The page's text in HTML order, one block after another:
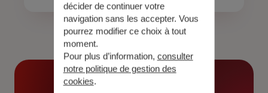
Depuis le 1er juillet 2025, le bonus écologique est
remplacé par la prime “Coup de pouce véhicules
particuliers électriques”, désormais financée via les
Certificats d’Économies d’Énergie (CEE).
décider de continuer votre
navigation sans les accepter. Vous
pourrez modifier ce choix à tout
moment.
Pour plus d’information, consulter
notre politique de gestion des
cookies.